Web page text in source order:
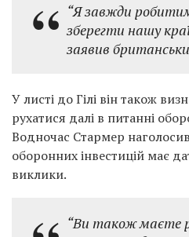
“Я завжди
зберегти нашу
заявив
У листі до Гілі він також
рухатися далі в питанні
Водночас Стармер
оборонних інвестицій має
виклики.
“Ви також маєте